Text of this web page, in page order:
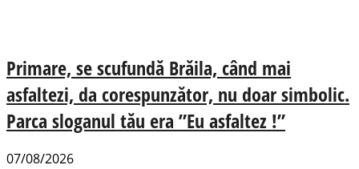
Primare, se scufundă Brăila, când mai
asfaltezi, da corespunzător, nu doar simbolic.
Parca sloganul tău era ”Eu asfaltez !”
07/08/2026